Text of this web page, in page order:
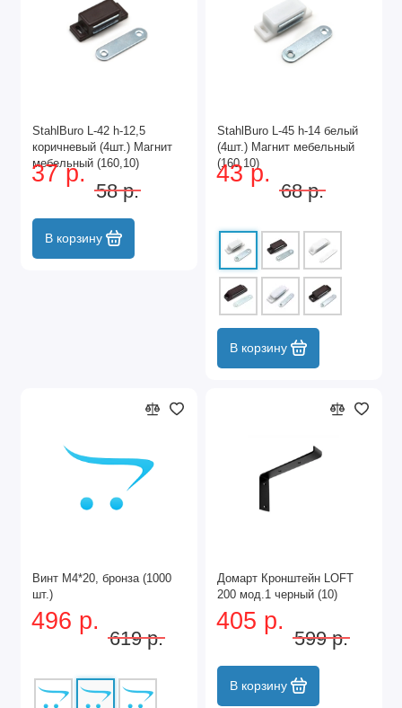
StahlBuro L-42 h-12,5
коричневый (4шт.) Магнит
мебельный (160,10)
37 р.
58 р.
В корзину
StahlBuro L-45 h-14 белый
(4шт.) Магнит мебельный
(160,10)
43 р.
68 р.
В корзину
Винт М4*20, бронза (1000
шт.)
496 р.
619 р.
Домарт Кронштейн LOFT
200 мод.1 черный (10)
405 р.
599 р.
В корзину